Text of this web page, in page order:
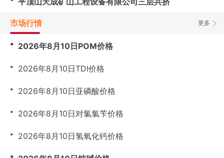
更多
市场行情
・ 2026年8月10日POM价格
・ 2026年8月10日TDI价格
・ 2026年8月10日亚磷酸价格
・ 2026年8月10日对氯氯苄价格
・ 2026年8月10日氢氧化钙价格